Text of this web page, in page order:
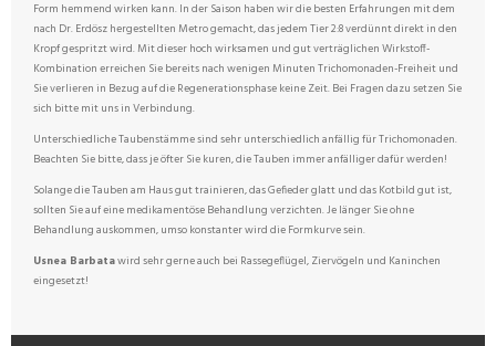
Form hemmend wirken kann. In der Saison haben wir die besten Erfahrungen mit dem
nach Dr. Erdösz hergestellten Metro gemacht, das jedem Tier 2:8 verdünnt direkt in den
Kropf gespritzt wird. Mit dieser hoch wirksamen und gut verträglichen Wirkstoff-
Kombination erreichen Sie bereits nach wenigen Minuten Trichomonaden-Freiheit und
Sie verlieren in Bezug auf die Regenerationsphase keine Zeit. Bei Fragen dazu setzen Sie
sich bitte mit uns in Verbindung.
Unterschiedliche Taubenstämme sind sehr unterschiedlich anfällig für Trichomonaden.
Beachten Sie bitte, dass je öfter Sie kuren, die Tauben immer anfälliger dafür werden!
Solange die Tauben am Haus gut trainieren, das Gefieder glatt und das Kotbild gut ist,
sollten Sie auf eine medikamentöse Behandlung verzichten. Je länger Sie ohne
Behandlung auskommen, umso konstanter wird die Formkurve sein.
Usnea Barbatawird sehr gerne auch bei Rassegeflügel, Ziervögeln und Kaninchen
eingesetzt!